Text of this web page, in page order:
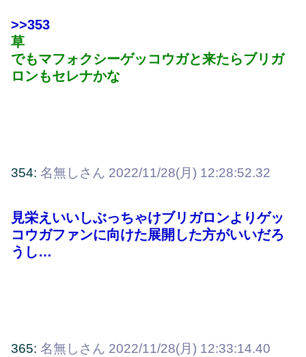
>>353
草
でもマフォクシーゲッコウガと来たらブリガ
ロンもセレナかな
354: 名無しさん 2022/11/28(月) 12:28:52.32
見栄えいいしぶっちゃけブリガロンよりゲッ
コウガファンに向けた展開した方がいいだろ
うし…
365: 名無しさん 2022/11/28(月) 12:33:14.40